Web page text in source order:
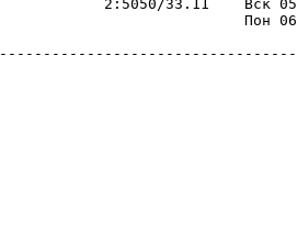
2:5050/33.11    Вск 05
Пон 06